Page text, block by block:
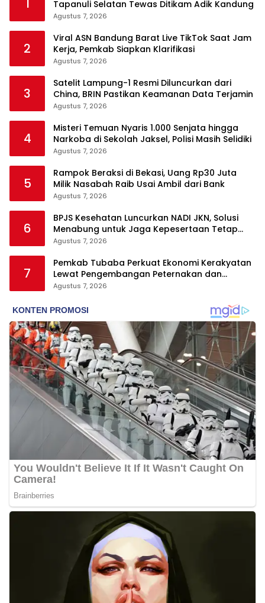
1 Tapanuli Selatan Tewas Ditikam Adik Kandung
Agustus 7, 2026
2
Viral ASN Bandung Barat Live TikTok Saat Jam
Kerja, Pemkab Siapkan Klarifikasi
Agustus 7, 2026
3
Satelit Lampung-1 Resmi Diluncurkan dari
China, BRIN Pastikan Keamanan Data Terjamin
Agustus 7, 2026
4
Misteri Temuan Nyaris 1.000 Senjata hingga
Narkoba di Sekolah Jaksel, Polisi Masih Selidiki
Agustus 7, 2026
5
Rampok Beraksi di Bekasi, Uang Rp30 Juta
Milik Nasabah Raib Usai Ambil dari Bank
Agustus 7, 2026
6
BPJS Kesehatan Luncurkan NADI JKN, Solusi
Menabung untuk Jaga Kepesertaan Tetap
Aktif
Agustus 7, 2026
7
Pemkab Tubaba Perkuat Ekonomi Kerakyatan
Lewat Pengembangan Peternakan dan
Penyaluran KUR
Agustus 7, 2026